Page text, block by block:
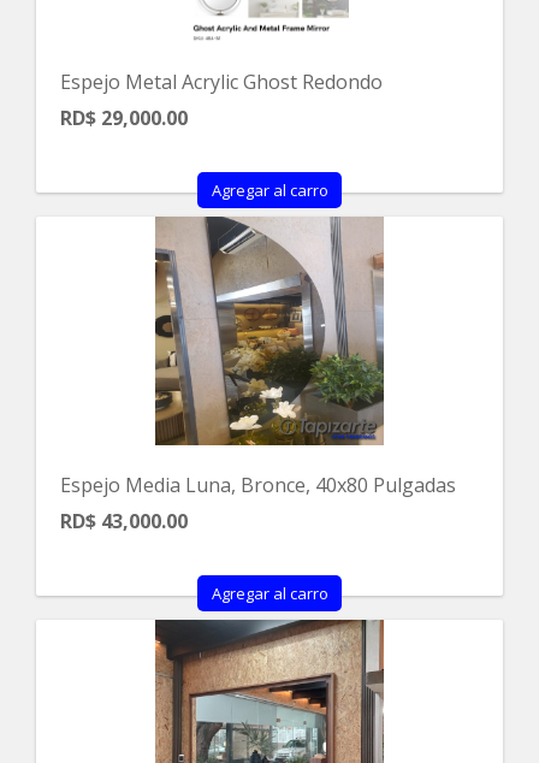
Espejo Metal Acrylic Ghost Redondo
RD$ 29,000.00
Agregar al carro
Espejo Media Luna, Bronce, 40x80 Pulgadas
RD$ 43,000.00
Agregar al carro